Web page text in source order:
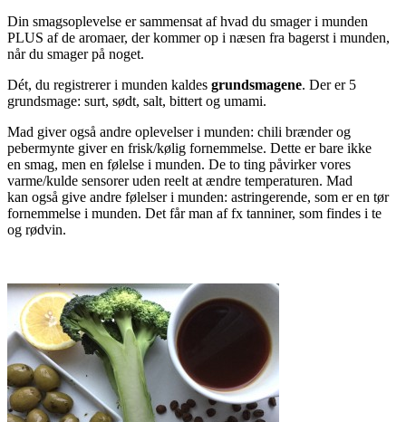
Din smagsoplevelse er sammensat af hvad du smager i munden
PLUS af de aromaer, der kommer op i næsen fra bagerst i munden,
når du smager på noget.
Dét, du registrerer i munden kaldes grundsmagene. Der er 5
grundsmage: surt, sødt, salt, bittert og umami.
Mad giver også andre oplevelser i munden: chili brænder og
pebermynte giver en frisk/kølig fornemmelse. Dette er bare ikke
en smag, men en følelse i munden. De to ting påvirker vores
varme/kulde sensorer uden reelt at ændre temperaturen. Mad
kan også give andre følelser i munden: astringerende, som er en tør
fornemmelse i munden. Det får man af fx tanniner, som findes i te
og rødvin.